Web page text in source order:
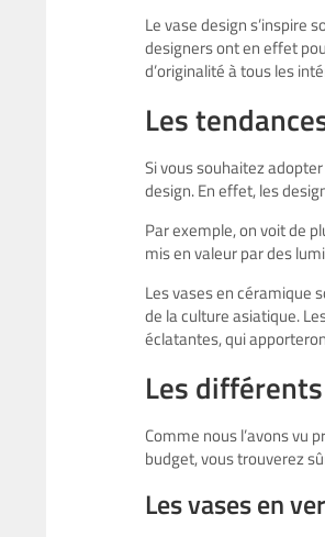
Le vase design s’inspire
designers ont en effet
d’originalité à tous les
Les
Si vous souhaitez
design. En effet, les
Par exemple, on voit de
mis en valeur par des
Les vases en céramique
de la culture asiatique.
éclatantes, qui
Les
Comme nous l’avons vu
budget, vous trouverez
Les vases en